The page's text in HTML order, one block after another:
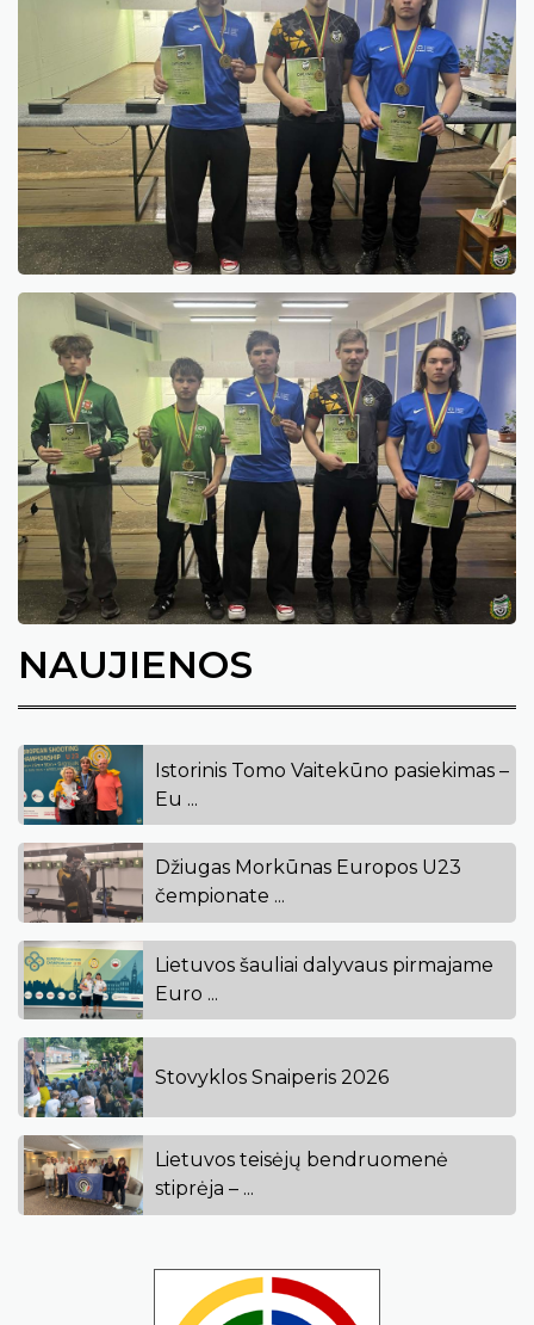
NAUJIENOS
Istorinis Tomo Vaitekūno pasiekimas –
Eu ...
Džiugas Morkūnas Europos U23
čempionate ...
Lietuvos šauliai dalyvaus pirmajame
Euro ...
Stovyklos Snaiperis 2026
Lietuvos teisėjų bendruomenė
stiprėja – ...